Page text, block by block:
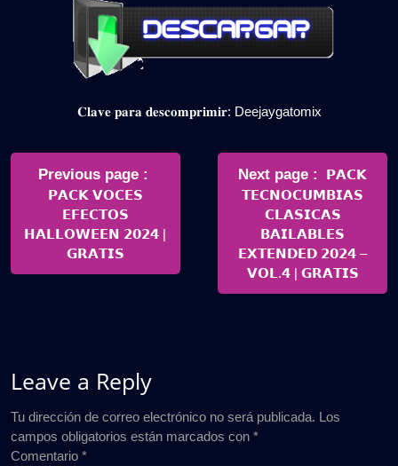
𝐂𝐥𝐚𝐯𝐞 𝐩𝐚𝐫𝐚 𝐝𝐞𝐬𝐜𝐨𝐦𝐩𝐫𝐢𝐦𝐢𝐫: Deejaygatomix
Navegación
entradas
Previous page
𝗣𝗔𝗖𝗞 𝗩𝗢𝗖𝗘𝗦
𝗘𝗙𝗘𝗖𝗧𝗢𝗦
𝗛𝗔𝗟𝗟𝗢𝗪𝗘𝗘𝗡 𝟮𝟬𝟮𝟰 |
𝗚𝗥𝗔𝗧𝗜𝗦
Next page
Newer
Posts
𝗣𝗔𝗖𝗞
𝗧𝗘𝗖𝗡𝗢𝗖𝗨𝗠𝗕𝗜𝗔𝗦
𝗖𝗟𝗔𝗦𝗜𝗖𝗔𝗦
𝗕𝗔𝗜𝗟𝗔𝗕𝗟𝗘𝗦
𝗘𝗫𝗧𝗘𝗡𝗗𝗘𝗗 𝟮𝟬𝟮𝟰 –
𝗩𝗢𝗟.𝟰 | 𝗚𝗥𝗔𝗧𝗜𝗦
Leave a Reply
Tu dirección de correo electrónico no será publicada. Los
campos obligatorios están marcados con *
Comentario *